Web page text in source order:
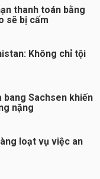
thanh toán bằng
sẽ bị cấm
Không chỉ tội
bang Sachsen khiến
nặng
loạt vụ việc an